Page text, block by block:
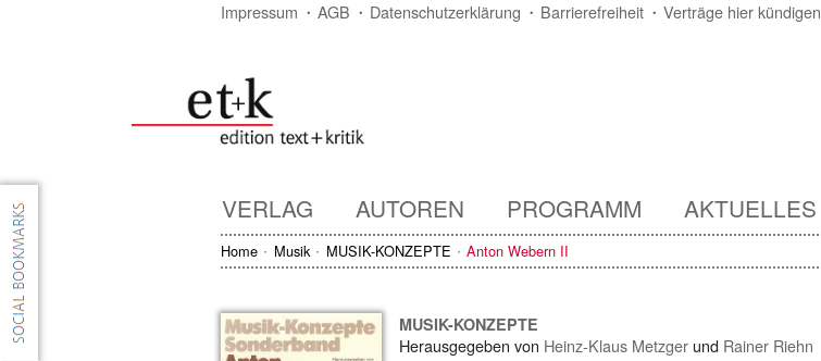
Impressum AGB Datenschutzerklärung Barrierefreiheit Verträge hier kündigen
VERLAG AUTOREN PROGRAMM AKTUELLES
Home Musik MUSIK-KONZEPTE Anton Webern II
MUSIK-KONZEPTE
Herausgegeben von Heinz-Klaus Metzger und Rainer Riehn